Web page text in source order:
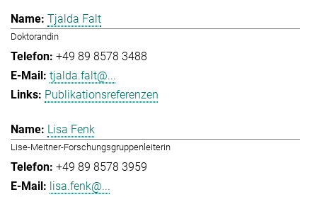
Tjalda Falt
Doktorandin
+49 89 8578 3488
tjalda.falt@...
Publikationsreferenzen
Lisa Fenk
Lise-Meitner-Forschungsgruppenleiterin
+49 89 8578 3959
lisa.fenk@...